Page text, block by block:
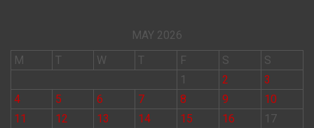
MAY 2026
M
T W T F S
S
1
2
3
4
5 6 7 8 9
10
11
12 13 14 15 16
17